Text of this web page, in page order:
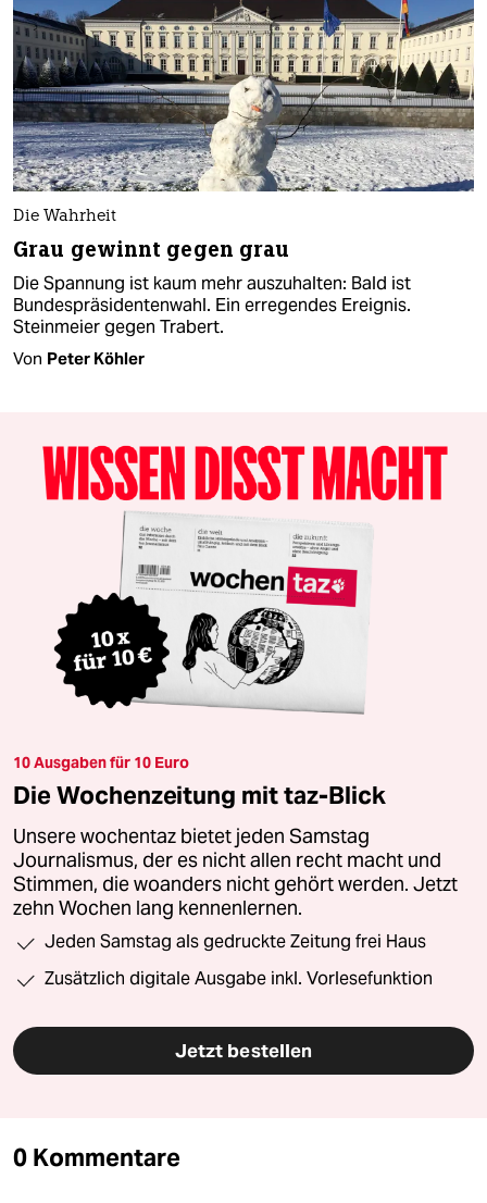
Die Wahrheit
Grau gewinnt gegen grau
Die Spannung ist kaum mehr auszuhalten: Bald ist
Bundespräsidentenwahl. Ein erregendes Ereignis.
Steinmeier gegen Trabert.
Von Peter Köhler
10 Ausgaben für 10 Euro
Die Wochenzeitung mit taz-Blick
Unsere wochentaz bietet jeden Samstag
Journalismus, der es nicht allen recht macht und
Stimmen, die woanders nicht gehört werden. Jetzt
zehn Wochen lang kennenlernen.
Jeden Samstag als gedruckte Zeitung frei Haus
Zusätzlich digitale Ausgabe inkl. Vorlesefunktion
Jetzt bestellen
0 Kommentare